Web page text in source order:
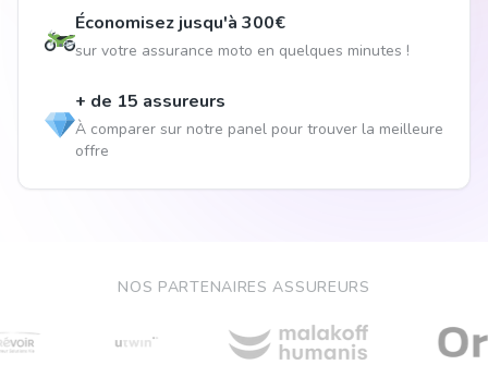
Économisez jusqu'à 300€
sur votre assurance moto en quelques minutes !
+ de 15 assureurs
À comparer sur notre panel pour trouver la meilleure
offre
NOS PARTENAIRES ASSUREURS